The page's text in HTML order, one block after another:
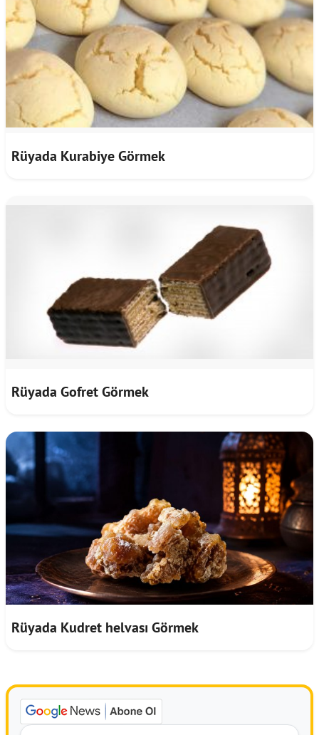
Rüyada Kurabiye Görmek
Rüyada Gofret Görmek
Rüyada Kudret helvası Görmek